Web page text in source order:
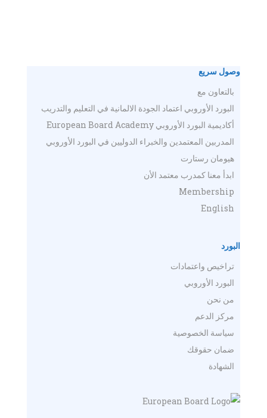
وصول سريع
بالتعاون مع
البورد الأوروبي اعتماد الجودة الالمانية في التعليم والتدريب
أكاديمية البورد الأوروبي European Board Academy
المدربين المعتمدين والخبراء الدوليين في البورد الأوروبي
هيومان رستارت
ابدأ معنا كمدرب معتمد الأن
Membership
English
البورد
تراخيص واعتمادات
البورد الأوروبي
من نحن
مركز الدعم
سياسة الخصوصية
ضمان حقوقك
الشهادة